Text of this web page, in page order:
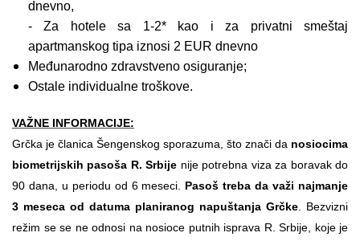
dnevno,
- Za hotele sa 1-2* kao i za privatni smeštaj
apartmanskog tipa iznosi 2 EUR dnevno
Međunarodno zdravstveno osiguranje;
Ostale individualne troškove.
VAŽNE INFORMACIJE:
Grčka je članica Šengenskog sporazuma, što znači da nosiocima
biometrijskih pasoša R. Srbije nije potrebna viza za boravak do
90 dana, u periodu od 6 meseci. Pasoš treba da važi najmanje
3 meseca od datuma planiranog napuštanja Grčke . Bezvizni
režim se se ne odnosi na nosioce putnih isprava R. Srbije, koje je